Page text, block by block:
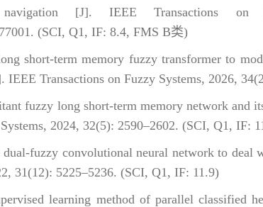
[J]. IEEE Transactions on
(SCI, Q1, IF: 8.4, FMS B类)
short-term memory fuzzy transformer to
IEEE Transactions on Fuzzy Systems, 2026,
fuzzy long short-term memory network and
2024, 32(5): 2590–2602. (SCI, Q1, IF:
fuzzy convolutional neural network to deal
31(12): 5225–5236. (SCI, Q1, IF: 11.9)
learning method of parallel classified